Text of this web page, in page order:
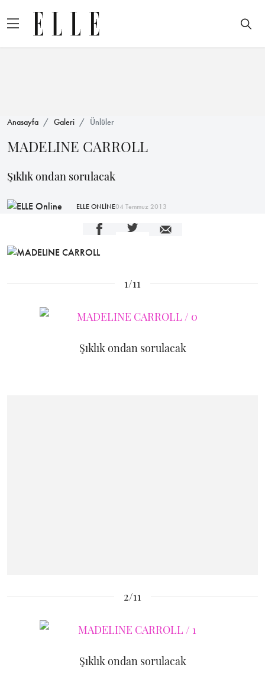
Anasayfa Galeri Ünlüler
MADELINE CARROLL
Şıklık ondan sorulacak
ELLE ONLİNE04 Temmuz 2013
1/11
Şıklık ondan sorulacak
2/11
Şıklık ondan sorulacak